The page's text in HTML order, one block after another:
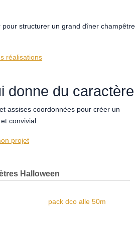
structurer un grand dîner champêtre
réalisations
donne du caractère
assises coordonnées pour créer un
convivial.
projet
Halloween